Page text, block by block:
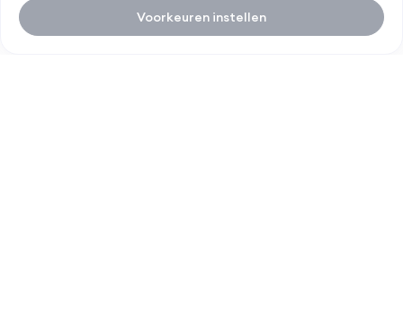
Voorkeuren instellen